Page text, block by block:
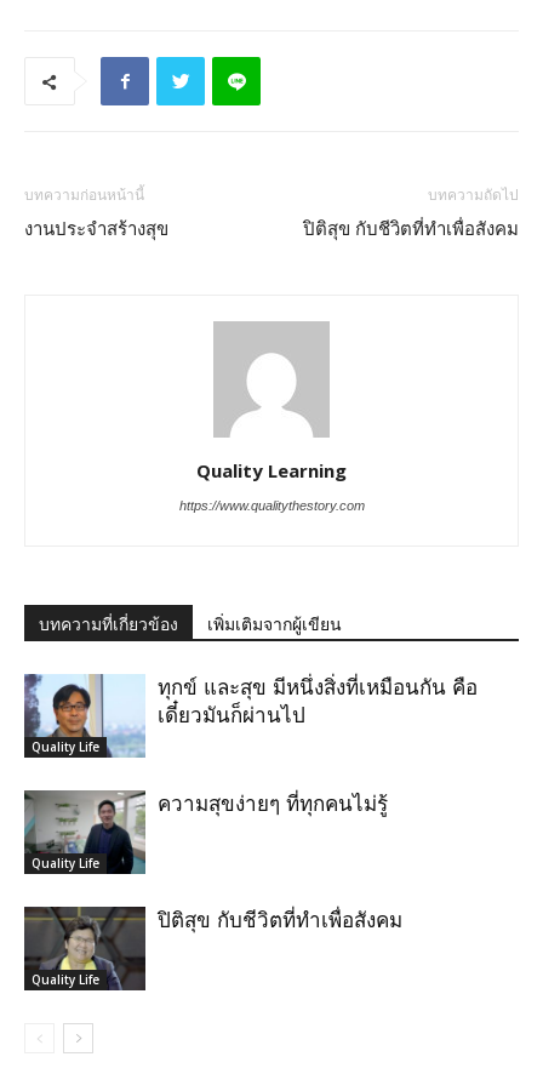
บทความก่อนหน้านี้
งานประจำสร้างสุข
บทความถัดไป
ปิติสุข กับชีวิตที่ทำเพื่อสังคม
Quality Learning
https://www.qualitythestory.com
บทความที่เกี่ยวข้อง เพิ่มเติมจากผู้เขียน
Quality Life
ทุกข์ และสุข มีหนึ่งสิ่งที่เหมือนกัน คือ
เดี๋ยวมันก็ผ่านไป
Quality Life
ความสุขง่ายๆ ที่ทุกคนไม่รู้
Quality Life
ปิติสุข กับชีวิตที่ทำเพื่อสังคม